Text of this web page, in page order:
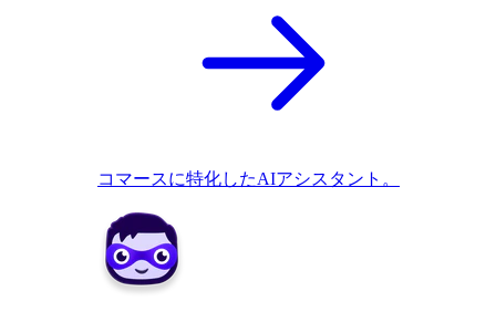
コマースに特化したAIアシスタント。